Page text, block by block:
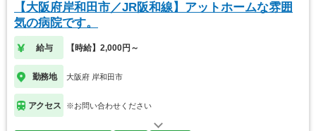
【大阪府岸和田市／JR阪和線】アットホームな雰囲
気の病院です。
給与 【時給】2,000円～
勤務地 大阪府 岸和田市
アクセス ※お問い合わせください